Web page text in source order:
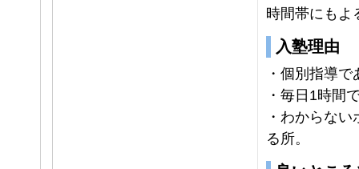
時間帯にもよ
入塾理由
・個別指導
・毎日1時間
・わからな
る所。